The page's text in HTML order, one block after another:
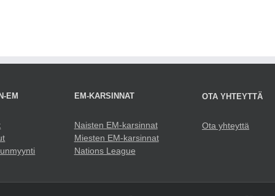
EM EM-KARSINNAT
Naisten EM-karsinnat
Miesten EM-karsinnat
Nations League
OTA YHTEYTTÄ
Ota yhteyttä